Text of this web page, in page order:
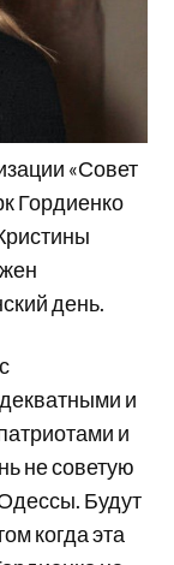
«Совет
Гордиенко
день.
и
и
не советую
Будут
когда эта